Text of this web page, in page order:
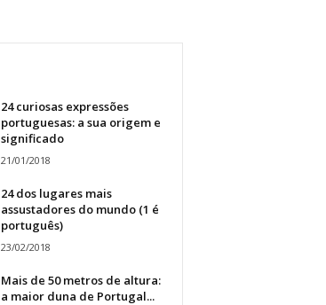
24 curiosas expressões
portuguesas: a sua origem e
significado
21/01/2018
24 dos lugares mais
assustadores do mundo (1 é
português)
23/02/2018
Mais de 50 metros de altura:
a maior duna de Portugal...